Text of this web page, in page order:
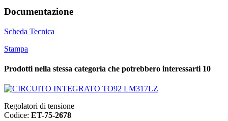
Documentazione
Scheda Tecnica
Stampa
Prodotti nella stessa categoria che potrebbero interessarti 10
Regolatori di tensione
Codice: ET-75-2678